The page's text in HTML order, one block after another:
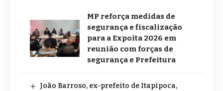
MP reforça medidas de
segurança e fiscalização
para a Expoita 2026 em
reunião com forças de
segurança e Prefeitura
João Barroso, ex-prefeito de Itapipoca,